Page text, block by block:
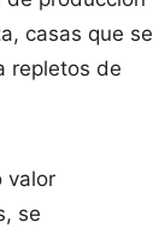
casas que se
repletos de
valor
se